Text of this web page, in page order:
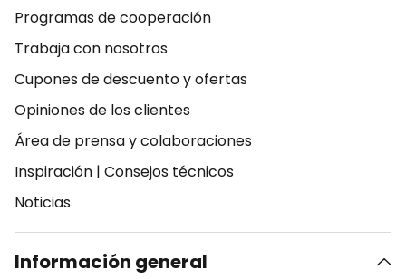
Programas de cooperación
Trabaja con nosotros
Cupones de descuento y ofertas
Opiniones de los clientes
Área de prensa y colaboraciones
Inspiración | Consejos técnicos
Noticias
Información general